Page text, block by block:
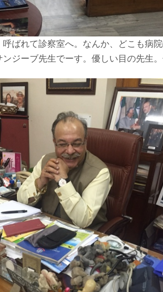
ばれて診察室へ。なんか、どこも病院
ンジーブ先生でーす。優しい目の先生